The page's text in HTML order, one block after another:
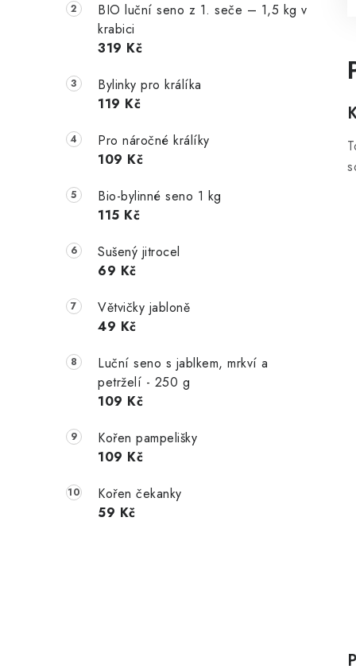
BIO luční seno z 1. seče – 1,5 kg v
krabici
319 Kč
Bylinky pro králíka
119 Kč
Pro náročné králíky
109 Kč
Bio-bylinné seno 1 kg
115 Kč
Sušený jitrocel
69 Kč
Větvičky jabloně
49 Kč
Luční seno s jablkem, mrkví a
petrželí - 250 g
109 Kč
Kořen pampelišky
109 Kč
Kořen čekanky
59 Kč